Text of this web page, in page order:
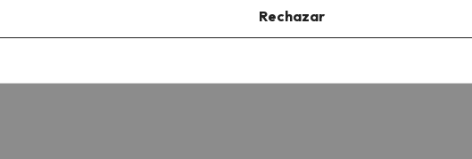
Reserva ahora, paga luego.
Rechazar